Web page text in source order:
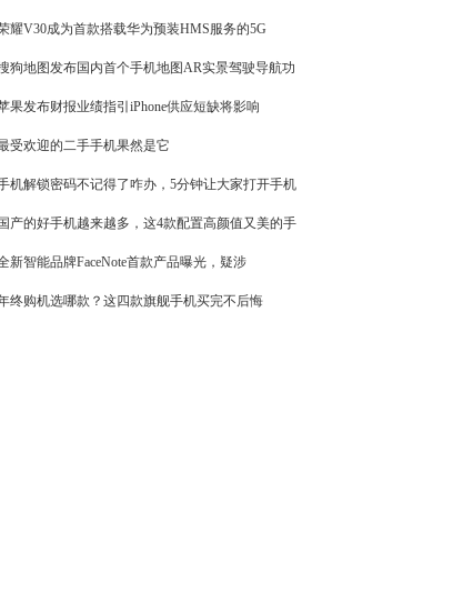
耀V30成为首款搭载华为预装HMS服务的5G
狗地图发布国内首个手机地图AR实景驾驶导航功
果发布财报业绩指引iPhone供应短缺将影响
受欢迎的二手手机果然是它
机解锁密码不记得了咋办，5分钟让大家打开手机
国产的好手机越来越多，这4款配置高颜值又美的手
新智能品牌FaceNote首款产品曝光，疑涉
终购机选哪款？这四款旗舰手机买完不后悔